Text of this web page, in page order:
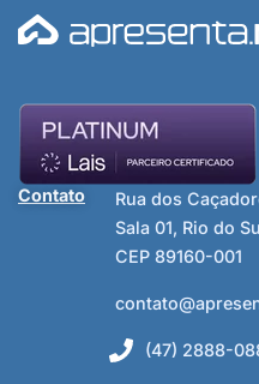
Contato
Rua dos
Sala 01, Rio do
CEP 89160-001
(47) 2888-